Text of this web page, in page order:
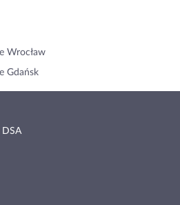
Wrocław
Gdańsk
DSA